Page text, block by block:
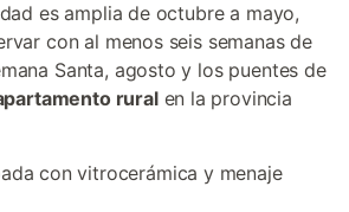
es amplia de octubre a mayo,
con al menos seis semanas de
Santa, agosto y los puentes de
ruralen la provincia
con vitrocerámica y menaje